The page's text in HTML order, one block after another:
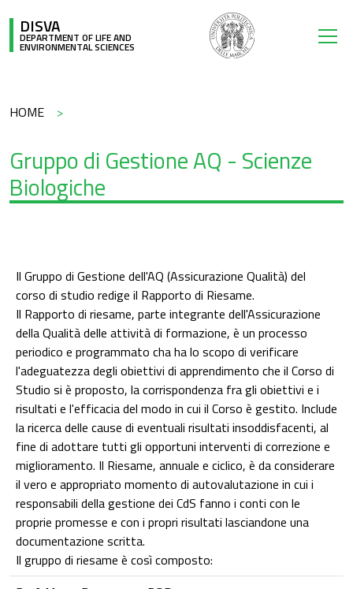
DISVA
DEPARTMENT OF LIFE AND
ENVIRONMENTAL SCIENCES
Breadcrumb
HOME
Gruppo di Gestione AQ - Scienze
Biologiche
Il Gruppo di Gestione dell'AQ (Assicurazione Qualità) del
corso di studio redige il Rapporto di Riesame.
Il Rapporto di riesame, parte integrante dell'Assicurazione
della Qualità delle attività di formazione, è un processo
periodico e programmato cha ha lo scopo di verificare
l'adeguatezza degli obiettivi di apprendimento che il Corso di
Studio si è proposto, la corrispondenza fra gli obiettivi e i
risultati e l'efficacia del modo in cui il Corso è gestito. Include
la ricerca delle cause di eventuali risultati insoddisfacenti, al
fine di adottare tutti gli opportuni interventi di correzione e
miglioramento. Il Riesame, annuale e ciclico, è da considerare
il vero e appropriato momento di autovalutazione in cui i
responsabili della gestione dei CdS fanno i conti con le
proprie promesse e con i propri risultati lasciandone una
documentazione scritta.
Il gruppo di riesame è così composto: